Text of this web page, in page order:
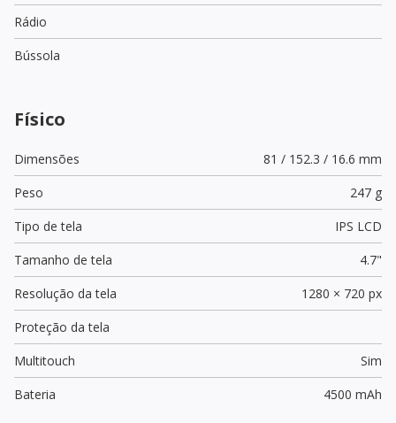
Rádio
Bússola
Físico
Dimensões
81 / 152.3 / 16.6 mm
Peso
247 g
Tipo de tela
IPS LCD
Tamanho de tela
4.7"
Resolução da tela
1280 × 720 px
Proteção da tela
Multitouch
Sim
Bateria
4500 mAh